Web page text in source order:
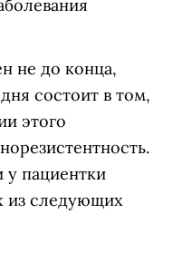
не до конца,
состоит в том,
этого
пациентки
из следующих